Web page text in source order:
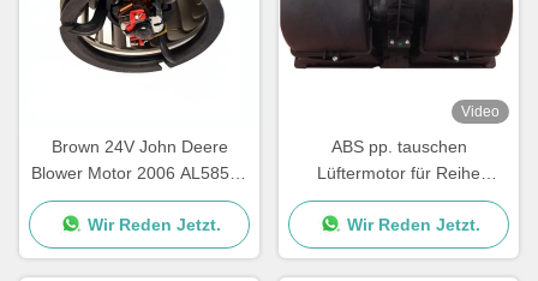
Brown 24V John Deere
Blower Motor 2006 AL58527
62412082 eine Jahr-
Garantie
Wir Reden Jetzt.
Video
ABS pp. tauschen
Lüftermotor für Reihe
Scanias G P R Soem
1854876 2195206 1854877
DDSC003TT
Wir Reden Jetzt.